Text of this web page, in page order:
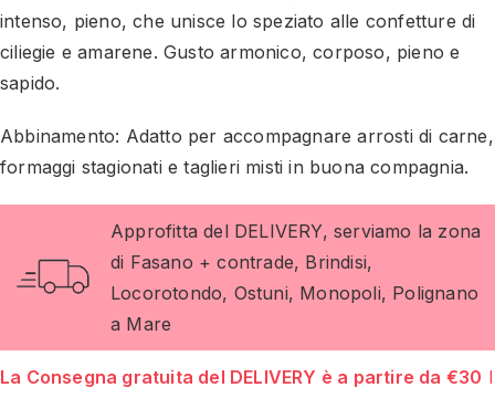
intenso, pieno, che unisce lo speziato alle confetture di
ciliegie e amarene. Gusto armonico, corposo, pieno e
sapido.
Abbinamento: Adatto per accompagnare arrosti di carne,
formaggi stagionati e taglieri misti in buona compagnia.
Approfitta del DELIVERY, serviamo la zona
di Fasano + contrade, Brindisi,
Locorotondo, Ostuni, Monopoli, Polignano
a Mare
La Consegna gratuita del DELIVERY è a partire da €30 I